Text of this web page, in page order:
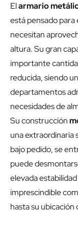
Elarmario
está pensado para
necesitan
altura. Su gran
importante
reducida, siendo
departamentos
necesidades de
Su construcción
una extraordinaria
bajo pedido, se
puede
elevada
imprescindible
hasta su ubicación